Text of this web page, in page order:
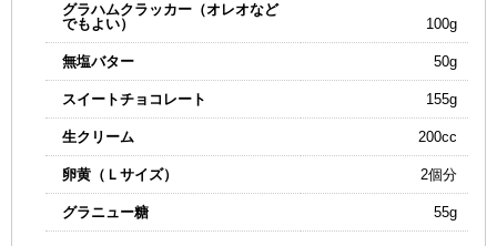
グラハムクラッカー（オレオなど
でもよい）
100g
無塩バター 50g
スイートチョコレート 155g
生クリーム 200cc
卵黄（Ｌサイズ） 2個分
グラニュー糖 55g